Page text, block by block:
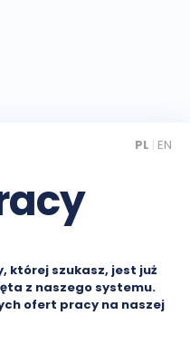
PL | EN
której szukasz, jest już
z naszego systemu.
ofert pracy na naszej